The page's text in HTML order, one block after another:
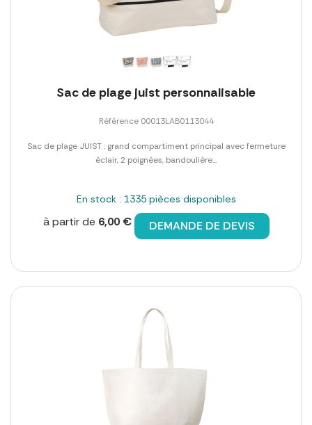
Sac de plage juist personnalisable
Référence 00013LAB0113044
Sac de plage JUIST : grand compartiment principal avec fermeture
éclair, 2 poignées, bandoulière...
En stock : 1335 pièces disponibles
à partir de 6,00 € DEMANDE DE DEVIS